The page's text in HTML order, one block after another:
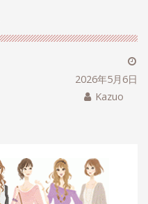
2026年5月6日
Kazuo